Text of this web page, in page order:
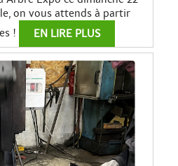
on vous attends à partir
!
EN LIRE PLUS